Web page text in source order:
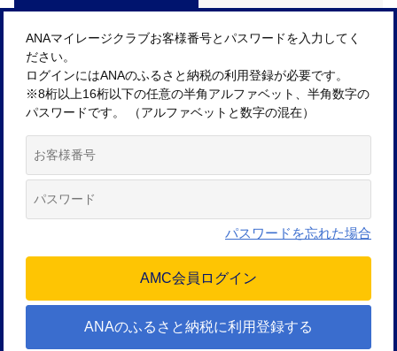
ANAマイレージクラブお客様番号とパスワードを入力してく
ださい。
ログインにはANAのふるさと納税の利用登録が必要です。
※8桁以上16桁以下の任意の半角アルファベット、半角数字の
パスワードです。 （アルファベットと数字の混在）
パスワードを忘れた場合
ANAのふるさと納税に利用登録する